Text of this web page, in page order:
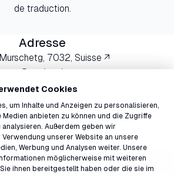
Cookies
um Inhalte und Anzeigen zu personalisieren,
anbieten zu können und die Zugriffe
Außerdem geben wir
unserer Website an unsere
Werbung und Analysen weiter. Unsere
möglicherweise mit weiteren
ihnen bereitgestellt haben oder die sie im
de traduction.
Adresse
Murschetg, 7032, Suisse ↗
Contact
081 927 99 60